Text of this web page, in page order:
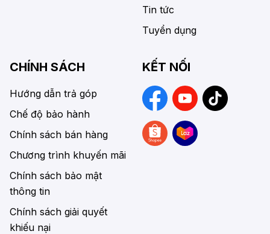
Tin tức
Tuyển dụng
CHÍNH SÁCH
Hướng dẫn trả góp
Chế độ bảo hành
Chính sách bán hàng
Chương trình khuyến mãi
Chính sách bảo mật
thông tin
Chính sách giải quyết
khiếu nại
KẾT NỐI